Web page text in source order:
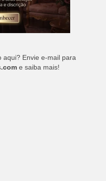
aqui? Envie e-mail para
e saiba mais!